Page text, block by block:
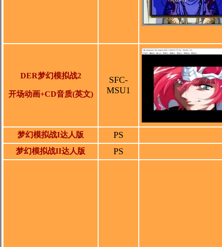
DER梦幻模拟战2
开场动画+CD音质(英文)
SFC-
MSU1
梦幻模拟战I达人版 PS
梦幻模拟战II达人版 PS